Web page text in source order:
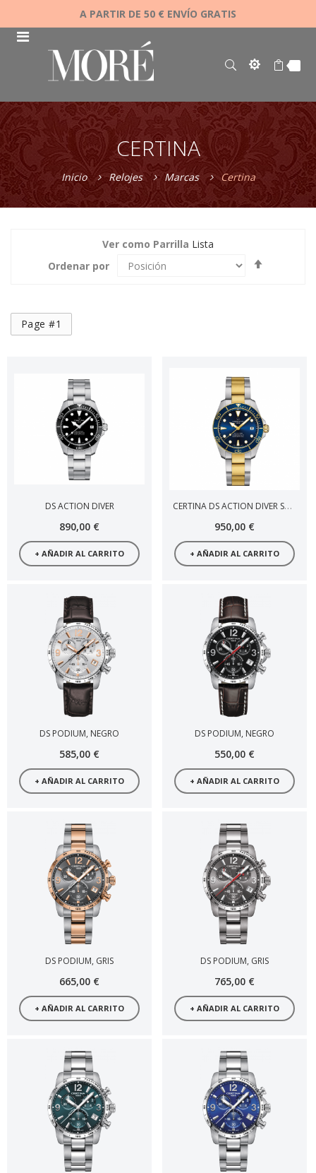
A PARTIR DE 50 € ENVÍO GRATIS
CERTINA
Inicio Relojes Marcas Certina
Ver como Parrilla Lista
Ordenar por
Page #1
DS ACTION DIVER
890,00 €
+ AÑADIR AL CARRITO
CERTINA DS ACTION DIVER SPECIAL EDITION SEA TURTLE CONSERVANCY
950,00 €
+ AÑADIR AL CARRITO
DS PODIUM, NEGRO
585,00 €
+ AÑADIR AL CARRITO
DS PODIUM, NEGRO
550,00 €
+ AÑADIR AL CARRITO
DS PODIUM, GRIS
665,00 €
+ AÑADIR AL CARRITO
DS PODIUM, GRIS
765,00 €
+ AÑADIR AL CARRITO